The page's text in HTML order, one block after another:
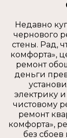
Недавно
чернового
стены. Рад,
комфорта»,
ремонт
деньги
электрику
чистовому
ремонт
комфорта»,
без